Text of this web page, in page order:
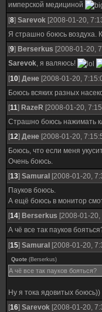
имперской медициной
[8] Sarevok [2008-01-20,
Я страшно боюсь воздуха.
[9] Berserkus [2008-01-20,
Sarevok, я валяюсь!
[10] Дене [2008-01-20,
Боюсь всяких разных
[11] RazeR [2008-01-20,
Страшно боюсь нажимать
[12] Дене [2008-01-20,
Боюсь, что если меня
Очень боюсь.
[13] SamuraI [2008-01-20,
Пауков боюсь.
А ещё боюсь в монитор
[14] Berserkus [2008-01-20,
А чё все так пауков
[15] SamuraI [2008-01-20,
Quote (Berserkus)
А чё все так пауков бояться?
Ну я тока ядовитых боюсь))
[16] Sarevok [2008-01-20,